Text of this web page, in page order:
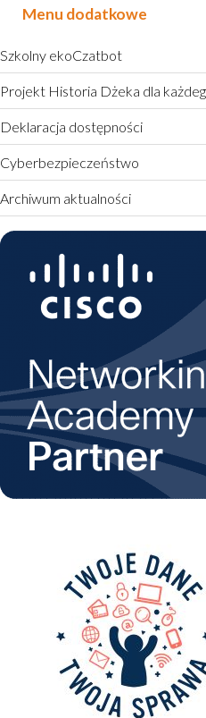
Menu dodatkowe
Szkolny ekoCzatbot
Projekt Historia Dżeka dla
Deklaracja dostępności
Cyberbezpieczeństwo
Archiwum aktualności